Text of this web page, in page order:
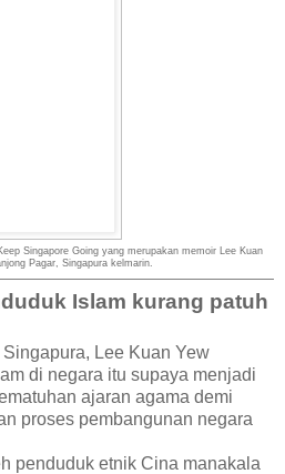
Singapore Going yang merupakan memoir Lee Kuan
Pagar, Singapura kelmarin.
Islam kurang patuh
Lee Kuan Yew
di negara itu supaya menjadi
ajaran agama demi
proses pembangunan negara
penduduk etnik Cina manakala